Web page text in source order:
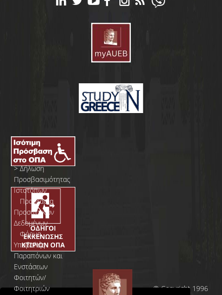
>Δήλωση
Προσβασιμότητας
Ιστοτόπων
Προστασία
Προσωπικών
Δεδομένων
Φόρμα
Yποβολής
Παραπόνων και
Ενστάσεων
Φοιτητών/
Φοιτητριών
© Copyright 1996